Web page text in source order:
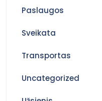
Paslaugos
Sveikata
Transportas
Uncategorized